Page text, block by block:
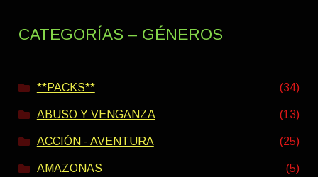
CATEGORÍAS – GÉNEROS
**PACKS** (34)
ABUSO Y VENGANZA (13)
ACCIÓN - AVENTURA (25)
AMAZONAS (5)